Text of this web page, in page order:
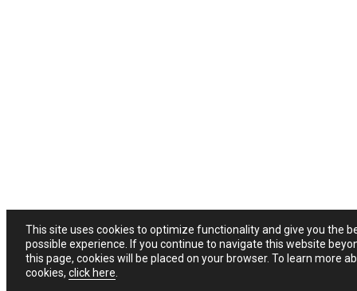
This site uses cookies to optimize functionality and give you the
possible experience. If you continue to navigate this website
this page, cookies will be placed on your browser. To learn more
cookies, click here